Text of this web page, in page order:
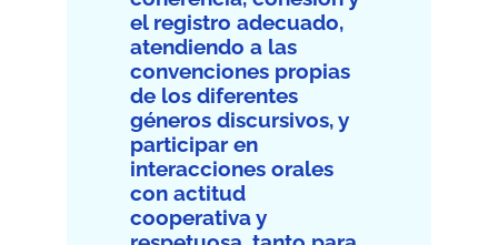
el registro adecuado,
atendiendo a las
convenciones propias
de los diferentes
géneros discursivos, y
participar en
interacciones orales
con actitud
cooperativa y